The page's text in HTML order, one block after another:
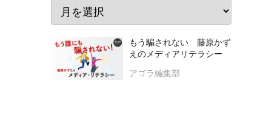
もう騙されない 藤原かず
えのメディアリテラシー
アゴラ編集部